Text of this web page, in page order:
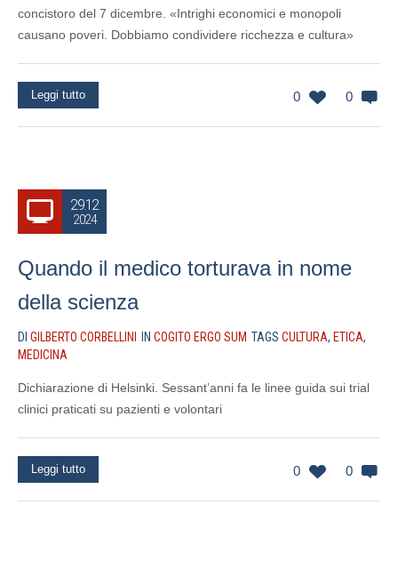
concistoro del 7 dicembre. «Intrighi economici e monopoli
causano poveri. Dobbiamo condividere ricchezza e cultura»
0 0
Leggi tutto
29.12
2024
Quando il medico torturava in nome
della scienza
DI GILBERTO CORBELLINI IN COGITO ERGO SUM TAGS CULTURA, ETICA,
MEDICINA
Dichiarazione di Helsinki. Sessant’anni fa le linee guida sui trial
clinici praticati su pazienti e volontari
0 0
Leggi tutto